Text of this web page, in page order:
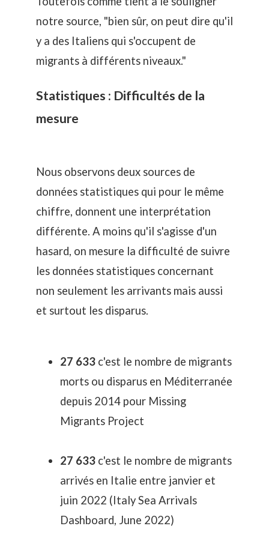
notre source, "bien sûr, on peut dire qu'il
y a des Italiens qui s'occupent de
migrants à différents niveaux."
Statistiques : Difficultés de la
mesure
Nous observons deux sources de
données statistiques qui pour le même
chiffre, donnent une interprétation
différente. A moins qu'il s'agisse d'un
hasard, on mesure la difficulté de suivre
les données statistiques concernant
non seulement les arrivants mais aussi
et surtout les disparus.
27 633 c'est le nombre de migrants
morts ou disparus en Méditerranée
depuis 2014 pour Missing
Migrants Project
27 633 c'est le nombre de migrants
arrivés en Italie entre janvier et
juin 2022 (Italy Sea Arrivals
Dashboard, June 2022)